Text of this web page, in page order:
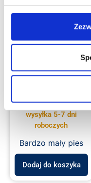
Transporter
samochodowy MINI
psa turkusowy
Na zamówienie:
wysyłka 5-7 dni
roboczych
Bardzo mały pies
Dodaj do koszyka